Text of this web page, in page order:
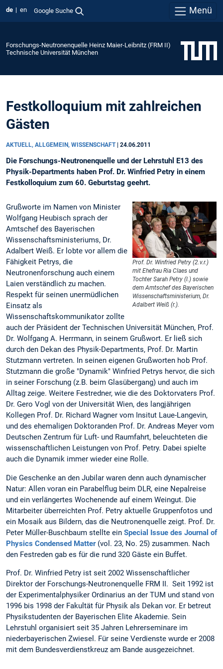
de en Google Suche Menü
Forschungs-Neutronenquelle Heinz Maier-Leibnitz (FRM II)
Technische Universität München
Festkolloquium mit zahlreichen
Gästen
AKTUELL, ALLGEMEIN, WISSENSCHAFT 24.06.2011
Die Forschungs-Neutronenquelle und der Lehrstuhl E13 des
Physik-Departments haben Prof. Dr. Winfried Petry in einem
Festkolloquium zum 60. Geburtstag geehrt.
Prof. Dr. Winfried Petry (2.v.r.)
mit Ehefrau Ria Claes und
Tochter Sarah Petry (l.) sowie
dem Amtschef des Bayerischen
Wissenschaftsministerium, Dr.
Adalbert Weiß (r.).
Grußworte im Namen von Minister
Wolfgang Heubisch sprach der
Amtschef des Bayerischen
Wissenschaftsministeriums, Dr.
Adalbert Weiß. Er lobte vor allem die
Fähigkeit Petrys, die
Neutronenforschung auch einem
Laien verständlich zu machen.
Respekt für seinen unermüdlichen
Einsatz als
Wissenschaftskommunikator zollte
auch der Präsident der Technischen Universität München, Prof.
Dr. Wolfgang A. Herrmann, in seinem Grußwort. Er ließ sich
durch den Dekan des Physik-Departments, Prof. Dr. Martin
Stutzmann vertreten. In seinen eigenen Grußworten hob Prof.
Stutzmann die große "Dynamik" Winfried Petrys hervor, die sich
in seiner Forschung (z.B. beim Glasübergang) und auch im
Alltag zeige. Weitere Festredner, wie die des Doktorvaters Prof.
Dr. Gero Vogl von der Universität Wien, des langjährigen
Kollegen Prof. Dr. Richard Wagner vom Insitut Laue-Langevin,
und des ehemaligen Doktoranden Prof. Dr. Andreas Meyer vom
Deutschen Zentrum für Luft- und Raumfahrt, beleuchteten die
wissenschaftlichen Leistungen von Prof. Petry. Dabei spielte
auch die Dynamik immer wieder eine Rolle.
Die Geschenke an den Jubilar waren denn auch dynamischer
Natur: Allen voran ein Parabelflug beim DLR, eine Nepalreise
und ein verlängertes Wochenende auf einem Weingut. Die
Mitarbeiter überreichten Prof. Petry aktuelle Gruppenfotos und
ein Mosaik aus Bildern, das die Neutronenquelle zeigt. Prof. Dr.
Peter Müller-Buschbaum stellte ein Special Issue des Journal of
Physics Condensed Matter(vol. 23, No. 25) zusammen. Nach
den Festreden gab es für die rund 320 Gäste ein Buffet.
Prof. Dr. Winfried Petry ist seit 2002 Wissenschaftlicher
Direktor der Forschungs-Neutronenquelle FRM II. Seit 1992 ist
der Experimentalphysiker Ordinarius an der TUM und stand von
1996 bis 1998 der Fakultät für Physik als Dekan vor. Er betreut
Physikstudenten der Bayerischen Elite Akademie. Sein
Lehrstuhl organisiert seit 35 Jahren Lehrerseminare im
niederbayerischen Zwiesel. Für seine Verdienste wurde er 2008
mit dem Bundesverdienstkreuz am Bande ausgezeichnet.